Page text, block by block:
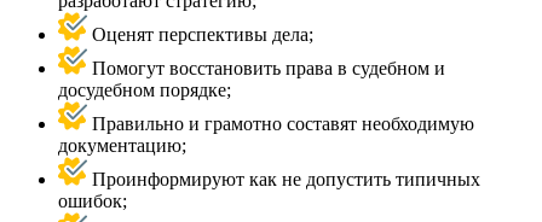
Оценят перспективы дела;
Помогут восстановить права в судебном и
досудебном порядке;
Правильно и грамотно составят необходимую
документацию;
Проинформируют как не допустить типичных
ошибок;